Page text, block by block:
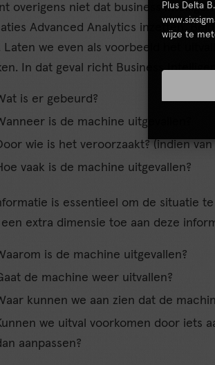
Plus Delta
wijze te
overigens niet dat business
Advanced Analytics inzetten.
Laten we even als voorbeeld het
In dat geval richt Business
is er gebeurd?
is de machine uitgevallen?
wie is het veroorzaakt? (indien van
vaak is de machine uitgevallen?
is essentieel om de situatie
extra dimensie toe aan deze
is de machine uitgevallen?
de machine weer uitvallen?
kunnen we aan zien dat de
we uitval voorkomen door iets
aanpassen?